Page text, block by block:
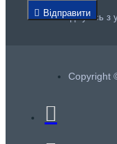
Відправити
Я погоджуюсь з
Copyright